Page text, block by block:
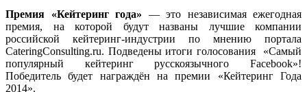
Премия «Кейтеринг года» — это независимая ежегодная
премия, на которой будут названы лучшие компании
российской кейтеринг-индустрии по мнению портала
СateringConsulting.ru. Подведены итоги голосования «Самый
популярный кейтеринг русскоязычного Facebook»!
Победитель будет награждён на премии «Кейтеринг Года
2014».